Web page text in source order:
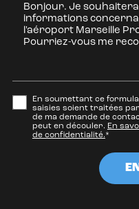
En soumettant ce
saisies soient traitées par
de ma demande de
peut en découler. En
de confidentialité.*